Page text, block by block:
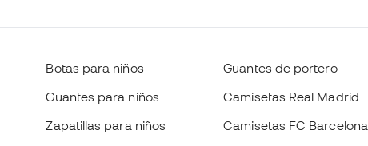
Botas para niños
Guantes para niños
Zapatillas para niños
Guantes de portero
Camisetas Real Madrid
Camisetas FC Barcelona